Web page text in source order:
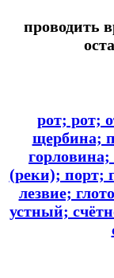
проводить
рот; рот;
щербина;
(реки); порт;
лезвие;
устный;